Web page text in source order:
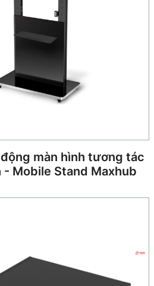
màn hình tương tác
Mobile Stand Maxhub